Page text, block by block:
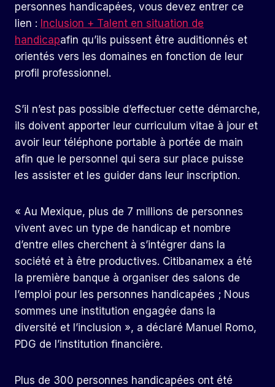
personnes handicapées, vous devez entrer ce
lien : Inclusion + Talent en situation de
handicapafin qu’ils puissent être auditionnés et
orientés vers les domaines en fonction de leur
profil professionnel.
S’il n’est pas possible d’effectuer cette démarche,
ils doivent apporter leur curriculum vitae à jour et
avoir leur téléphone portable à portée de main
afin que le personnel qui sera sur place puisse
les assister et les guider dans leur inscription.
« Au Mexique, plus de 7 millions de personnes
vivent avec un type de handicap et nombre
d’entre elles cherchent à s’intégrer dans la
société et à être productives. Citibanamex a été
la première banque à organiser des salons de
l’emploi pour les personnes handicapées ; Nous
sommes une institution engagée dans la
diversité et l’inclusion », a déclaré Manuel Romo,
PDG de l’institution financière.
Plus de 300 personnes handicapées ont été